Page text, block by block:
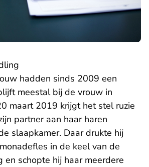
hadden sinds 2009 een
meestal bij de vrouw in
maart 2019 krijgt het stel ruzie
partner aan haar haren
slaapkamer. Daar drukte hij
in de keel van de
en schopte hij haar meerdere